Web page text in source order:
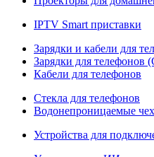
IPTV Smart приставки
Зарядки и кабели для
Зарядки для телефонов
Кабели для телефонов
Стекла для телефонов
Водонепроницаемые
Устройства для